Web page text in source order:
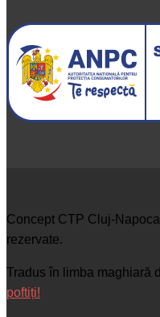
Concept CTP Cluj-
rezervate.
Tradus în limba maghiară
poftiți!